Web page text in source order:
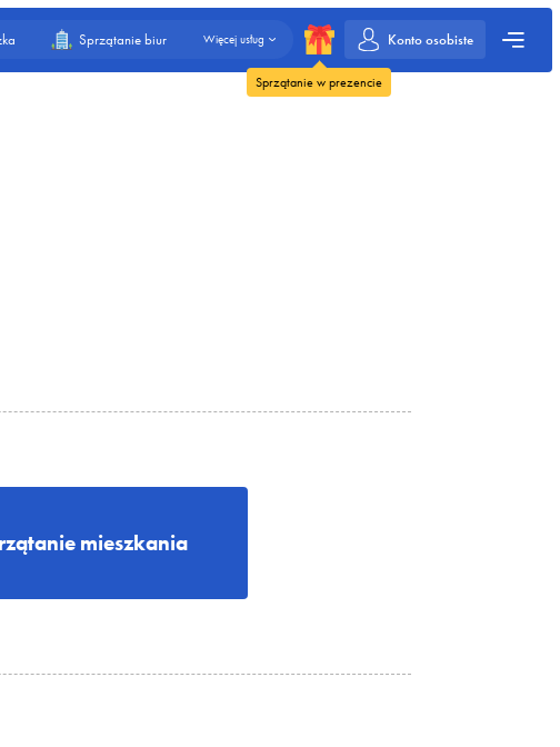
Sprzątanie biur Więcej usług
Sprzątanie w prezencie
Konto osobiste
mieszkania